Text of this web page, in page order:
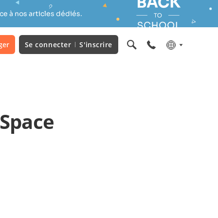
à nos articles dédiés.
Se connecter S'inscrire